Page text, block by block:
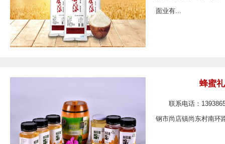
面业有...
蜂蜜
联系电话：
钢市尚店镇尚东村南